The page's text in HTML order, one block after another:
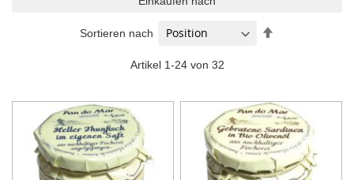
Artikel 1-24von 32
Sortieren nach